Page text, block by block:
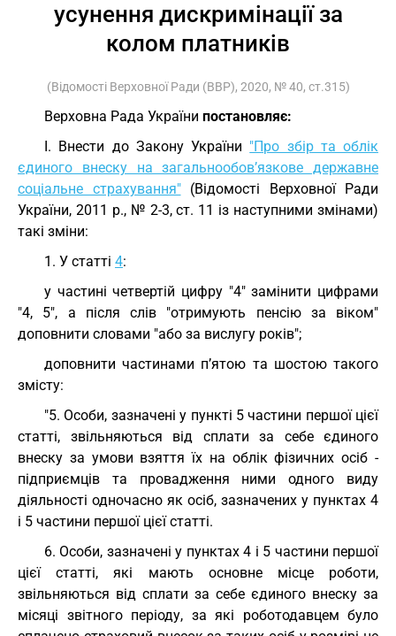
усунення дискримінації за
колом платників
(Відомості Верховної Ради (ВВР), 2020, № 40, ст.315)
Верховна Рада України постановляє:
I. Внести до Закону України "Про збір та облік
єдиного внеску на загальнообов’язкове державне
соціальне страхування"(Відомості Верховної Ради
України, 2011 р., № 2-3, ст. 11 із наступними змінами)
такі зміни:
1. У статті 4:
у частині четвертій цифру "4" замінити цифрами
"4, 5", а після слів "отримують пенсію за віком"
доповнити словами "або за вислугу років";
доповнити частинами п’ятою та шостою такого
змісту:
"5. Особи, зазначені у пункті 5 частини першої цієї
статті, звільняються від сплати за себе єдиного
внеску за умови взяття їх на облік фізичних осіб -
підприємців та провадження ними одного виду
діяльності одночасно як осіб, зазначених у пунктах 4
і 5 частини першої цієї статті.
6. Особи, зазначені у пунктах 4 і 5 частини першої
цієї статті, які мають основне місце роботи,
звільняються від сплати за себе єдиного внеску за
місяці звітного періоду, за які роботодавцем було